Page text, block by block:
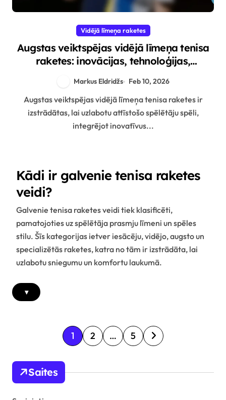
Vidējā līmeņa raketes
Augstas veiktspējas vidējā līmeņa tenisa
raketes: inovācijas, tehnoloģijas,
Markus Eldridžs Feb 10, 2026
Augstas veiktspējas vidējā līmeņa tenisa raketes ir
izstrādātas, lai uzlabotu attīstošo spēlētāju spēli,
integrējot inovatīvus...
Kādi ir galvenie tenisa raketes
veidi?
Galvenie tenisa raketes veidi tiek klasificēti,
pamatojoties uz spēlētāja prasmju līmeni un spēles
stilu. Šīs kategorijas ietver iesācēju, vidējo, augsto un
specializētās raketes, katra no tām ir izstrādāta, lai
uzlabotu sniegumu un komfortu laukumā.
▾
P
o
s
t
1 2 … 5
Saites